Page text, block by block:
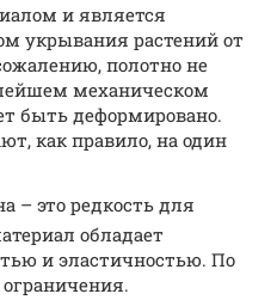
и является
укрывания растений от
полотно не
механическом
быть деформировано.
как правило, на один
– это редкость для
обладает
и эластичностью. По